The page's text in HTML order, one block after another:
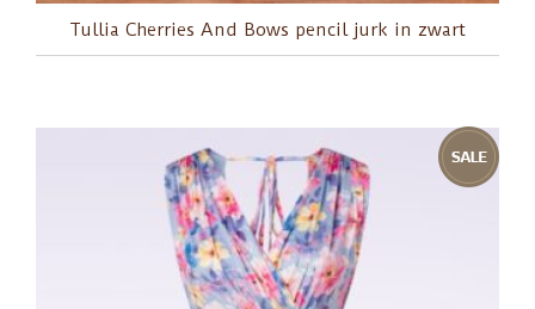
Tullia Cherries And Bows pencil jurk in zwart